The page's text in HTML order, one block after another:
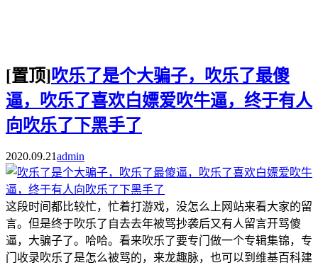
[置顶]吹乐了是个大骗子，吹乐了最傻
逼，吹乐了喜欢白嫖爱吹牛逼，终于有人
向吹乐了下黑手了
2020.09.21admin
这段时间都比较忙，忙着打游戏，没怎么上网站来看大家的留
言。但是终于吹乐了自去去年被骂抄袭后又有人留言开骂傻
逼，大骗子了。哈哈。看来吹乐了要专门做一个专辑集锦，专
门收录吹乐了是怎么被骂的，来龙趣脉，也可以到维基百科建